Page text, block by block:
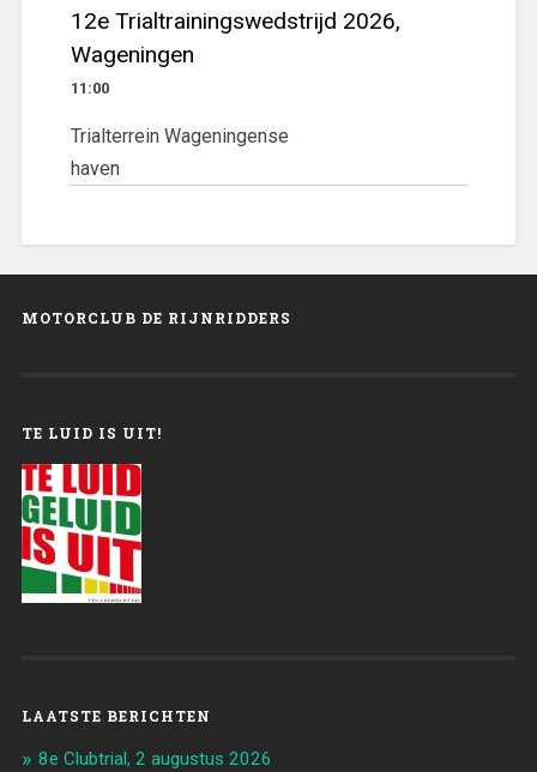
12e Trialtrainingswedstrijd 2026,
Wageningen
11:00
Trialterrein Wageningense
haven
MOTORCLUB DE RIJNRIDDERS
TE LUID IS UIT!
LAATSTE BERICHTEN
8e Clubtrial, 2 augustus 2026